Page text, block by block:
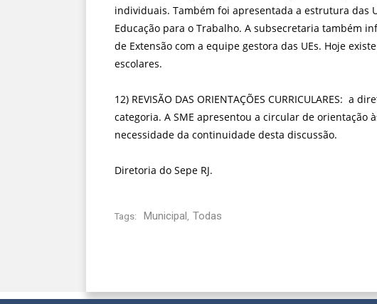
individuais. Também foi apresentada a estrutura das
Educação para o Trabalho. A subsecretaria também
de Extensão com a equipe gestora das UEs. Hoje
escolares.
12) REVISÃO DAS ORIENTAÇÕES
categoria. A SME apresentou a circular de orientação
necessidade da continuidade desta discussão.
Diretoria do Sepe RJ.
Tags: Municipal, Todas